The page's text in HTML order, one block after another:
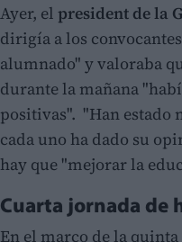
Ayer, el president de la
dirigía a los
alumnado" y valoraba
durante la mañana
positivas". "Han estado
cada uno ha dado su
hay que "mejorar la
Cuarta jornada de
En el marco de la quinta